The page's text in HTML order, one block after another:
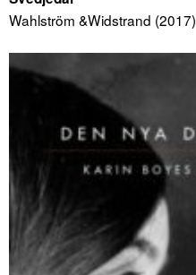
Wahlström &Widstrand (2017)